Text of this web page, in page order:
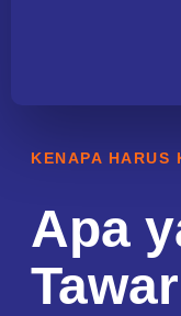
KENAPA HARUS
Apa